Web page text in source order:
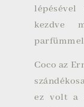
kezdve
Coco az
ez volt a